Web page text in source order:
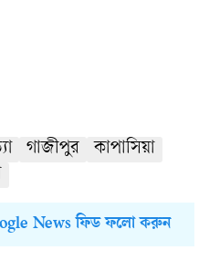
গাজীপুর
কাপাসিয়া
News ফিড ফলো করুন